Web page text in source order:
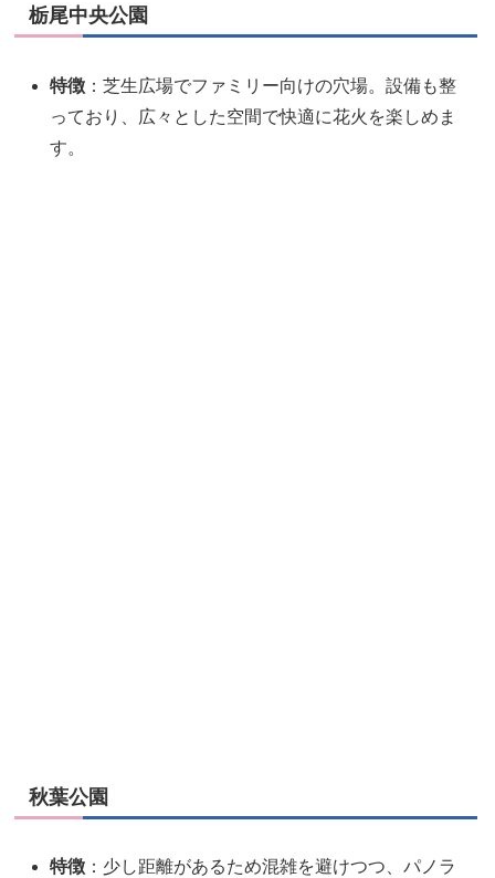
栃尾中央公園
特徴 ：芝生広場でファミリー向けの穴場。設備も整
っており、広々とした空間で快適に花火を楽しめま
す。
秋葉公園
特徴 ：少し距離があるため混雑を避けつつ、パノラ